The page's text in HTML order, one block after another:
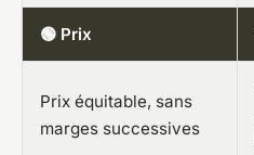
🟢 Prix
Prix équitable, sans
marges successives